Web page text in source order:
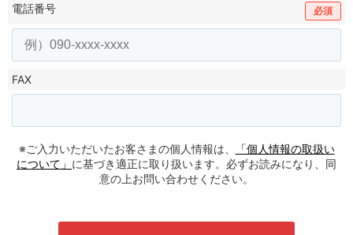
電話番号 必須
FAX
※ご入力いただいたお客さまの個人情報は、
「個人情報の取扱い
について」 に基づき適正に取り扱います。必ずお読みになり、同
意の上お問い合わせください。